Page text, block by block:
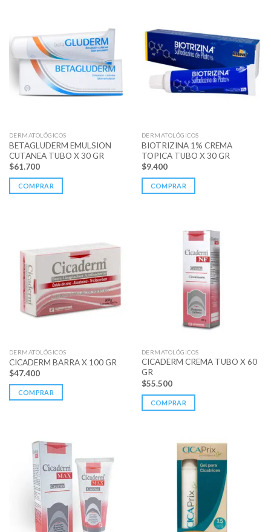
DERMATOLÓGICOS
BETAGLUDERM EMULSION
CUTANEA TUBO X 30 GR
$61.700
COMPRAR
DERMATOLÓGICOS
BIOTRIZINA 1% CREMA
TOPICA TUBO X 30 GR
$9.400
COMPRAR
DERMATOLÓGICOS
CICADERM BARRA X 100 GR
$47.400
COMPRAR
DERMATOLÓGICOS
CICADERM CREMA TUBO X 60
GR
$55.500
COMPRAR